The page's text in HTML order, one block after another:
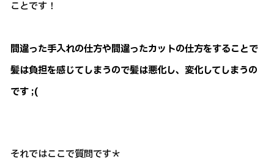
ことです！
間違った手入れの仕方や間違ったカットの仕方をすることで
髪は負担を感じてしまうので髪は悪化し、変化してしまうの
です ;(
それではここで質問です＊